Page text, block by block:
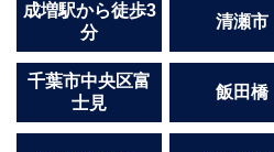
成増駅から徒歩3
分
清瀬市
千葉市中央区富
士見
飯田橋
桜木町
埼玉県
大宮
志木
川越